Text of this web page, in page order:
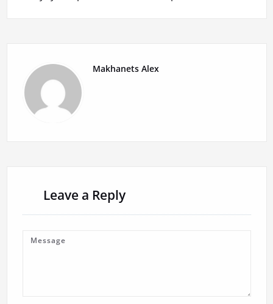
Makhanets Alex
Leave a Reply